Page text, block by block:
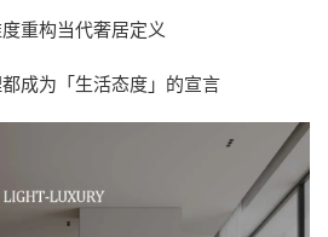
重构当代奢居定义
成为「生活态度」的宣言